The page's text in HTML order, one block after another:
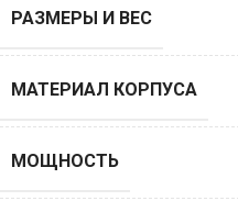
РАЗМЕРЫ И ВЕС
МАТЕРИАЛ КОРПУСА
МОЩНОСТЬ